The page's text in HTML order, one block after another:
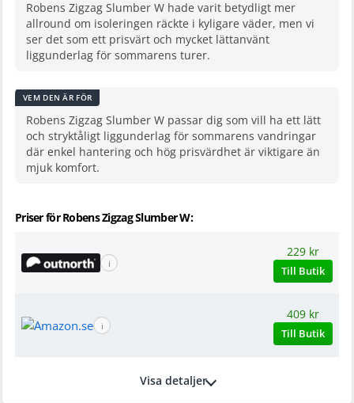
Robens Zigzag Slumber W hade varit betydligt mer
allround om isoleringen räckte i kyligare väder, men vi
ser det som ett prisvärt och mycket lättanvänt
liggunderlag för sommarens turer.
VEM DEN ÄR FÖR
Robens Zigzag Slumber W passar dig som vill ha ett lätt
och stryktåligt liggunderlag för sommarens vandringar
där enkel hantering och hög prisvärdhet är viktigare än
mjuk komfort.
Priser för Robens Zigzag Slumber W:
ℹ
229 kr
Till Butik
ℹ
409 kr
Till Butik
Visa detaljer